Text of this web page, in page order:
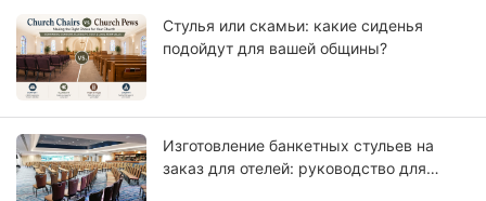
Стулья или скамьи: какие сиденья
подойдут для вашей общины?
Изготовление банкетных стульев на
заказ для отелей: руководство для